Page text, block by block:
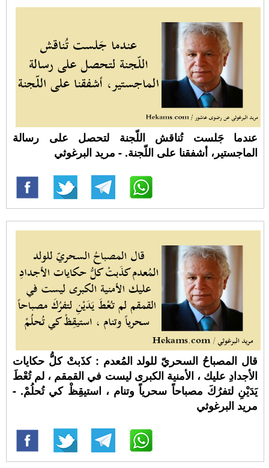
عندما جَلست تُناقش اللّجنة لتحصل على رسالة
الماجستير، أشفقنا على اللّجنة. - مريد البرغوثي
قال المصباحُ السحريّ للولد المُعدم : كذَبتْ كلُّ حكايات
الأجدادِ عليك ، الأمنية الكبرى ليست في القمقم ، لم تُعْطَ
يَدَيْنِ لتفرُكَ مصباحاً سحرياً وتنام ، استيقِظْ كي تُحلُمْ. -
مريد البرغوثي